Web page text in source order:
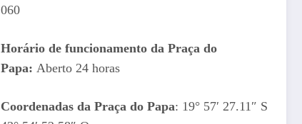
060
Horário de funcionamento da Praça do
Papa: Aberto 24 horas
Coordenadas da Praça do Papa: 19° 57′ 27.11″ S